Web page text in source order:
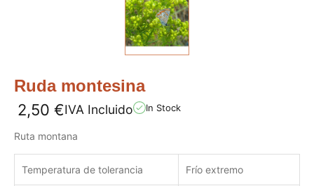
Ruda montesina
2,50 €IVA Incluido In Stock
Ruta montana
Temperatura de tolerancia Frío extremo